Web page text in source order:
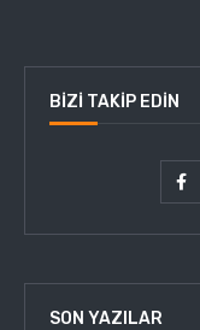
BIZI TAKIP EDIN
SON YAZILAR